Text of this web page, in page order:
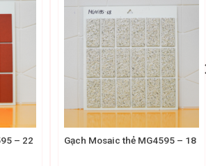
– 22 Gạch Mosaic thẻ MG4595 – 18